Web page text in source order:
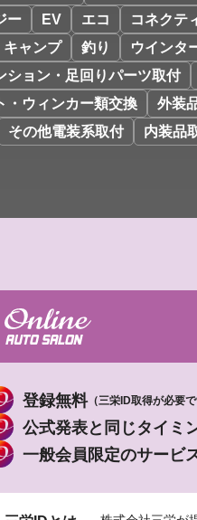
ー EV エコ コネクテ
キャンプ 釣り ウインタ
ション・足回りパーツ取付
・ウィンカー類交換 外装
その他電装系取付 内装品
登録無料（三栄ID取得が必要で
公式発表と同じタイミ
一般会員限定のサービ